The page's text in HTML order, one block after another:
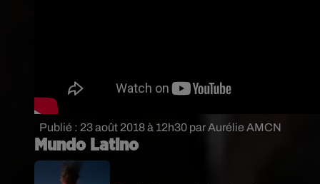
Publié : 23 août 2018 à 12h30 par Aurélie AMCN
Mundo Latino